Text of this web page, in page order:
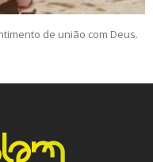
de união com Deus.